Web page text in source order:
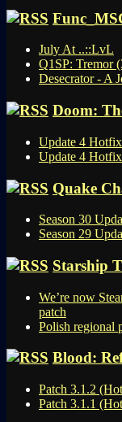
July At ..::LvL
Q1SP: Tremor
Desecrator - A
Doom:
Update 4
Update 4 Hotfix
Quake
Season 30
Season 29
Starship
We’re now
patch
Polish regional
Blood:
Patch 3.1.2
Patch 3.1.1